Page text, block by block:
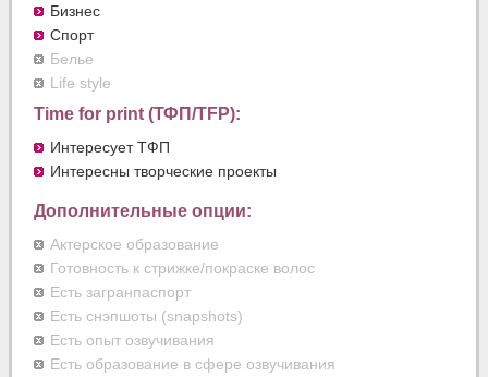
Бизнес
Спорт
Белье
Life style
Time for print (ТФП/TFP):
Интересует ТФП
Интересны творческие проекты
Дополнительные опции:
Актерское образование
Готовность к стрижке/покраске волос
Есть загранпаспорт
Есть снэпшоты (snapshots)
Есть опыт озвучивания
Есть образование в сфере озвучивания